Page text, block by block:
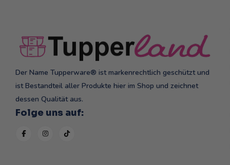
Der Name Tupperware® ist markenrechtlich geschützt und
ist Bestandteil aller Produkte hier im Shop und zeichnet
dessen Qualität aus.
Folge uns auf: